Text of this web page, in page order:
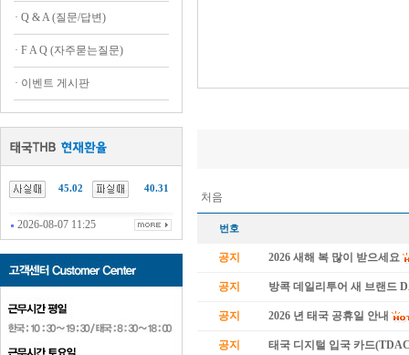
· Q & A (질문/답변)
· F A Q (자주묻는질문)
· 이벤트 게시판
45.02 40.31
2026-08-07 11:25
처음
번호
공지 2026 새해 복 많이 받으세요
공지 방콕 데일리투어 새 브랜드
공지 2026 년 태국 공휴일 안내
공지 태국 디지털 입국 카드